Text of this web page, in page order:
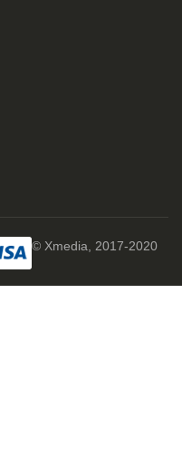
© Xmedia, 2017-2020